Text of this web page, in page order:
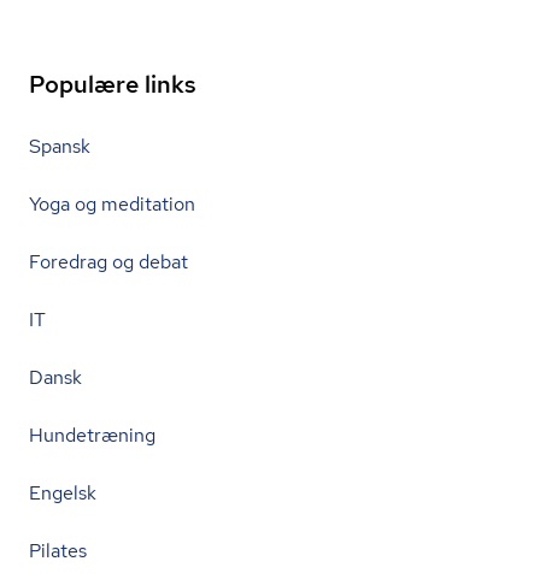
Populære links
Spansk
Yoga og meditation
Foredrag og debat
IT
Dansk
Hundetræning
Engelsk
Pilates